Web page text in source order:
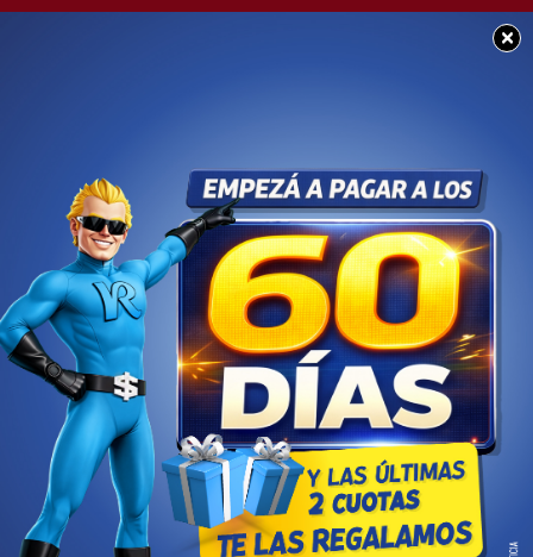
×
SOCIEDAD
Una femenina sufrió un
grave accidente en
Chacabuco